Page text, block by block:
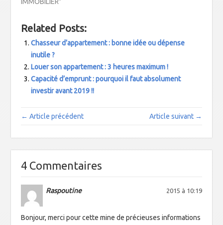
e
u
v
l
l
e
e
ê
t
r
v
e
l
e
n
ê
t
r
e
l
l
e
n
ê
t
r
s
u
e
n
u
ê
r
Related Posts:
Chasseur d’appartement : bonne idée ou dépense
inutile ?
Louer son appartement : 3 heures maximum !
Capacité d’emprunt : pourquoi il faut absolument
investir avant 2019 !!
← Article précédent Article suivant →
4 Commentaires
Raspoutine 2015 à 10:19
Bonjour, merci pour cette mine de précieuses informations